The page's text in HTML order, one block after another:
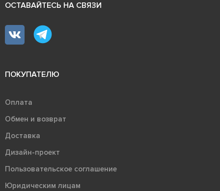
ОСТАВАЙТЕСЬ НА СВЯЗИ
ПОКУПАТЕЛЮ
Оплата
Обмен и возврат
Доставка
Дизайн-проект
Пользовательское соглашение
Юридическим лицам